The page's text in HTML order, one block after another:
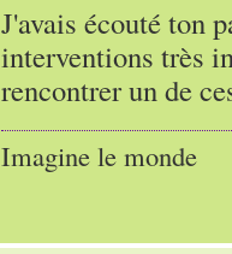
J'avais écouté ton
interventions très
rencontrer un de
Imagine le monde